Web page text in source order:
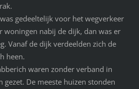
gedeeltelijk voor het wegverkeer
woningen nabij de dijk, dan was er
Vanaf de dijk verdeelden zich de
heen.
waren zonder verband in
gezet. De meeste huizen stonden